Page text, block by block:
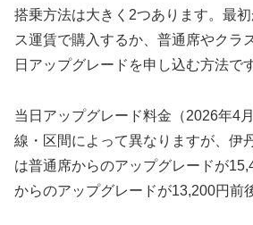
搭乗方法は大きく2つあります。最
ス運賃で購入するか、普通席やクラ
日アップグレードを申し込む方法です
当日アップグレード料金（2026年4
線・区間によって異なりますが、伊
は普通席からのアップグレードが
からのアップグレードが13,200円前